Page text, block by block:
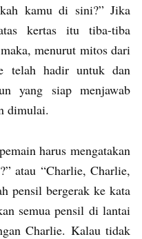
kamu di sini?” Jika
kertas itu tiba-tiba
menurut mitos dari
telah hadir untuk dan
yang siap menjawab
dimulai.
harus mengatakan
atau “Charlie, Charlie,
pensil bergerak ke kata
semua pensil di lantai
Charlie. Kalau tidak